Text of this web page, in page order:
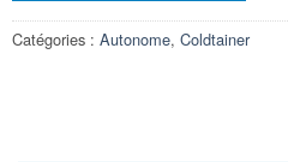
Catégories : Autonome, Coldtainer